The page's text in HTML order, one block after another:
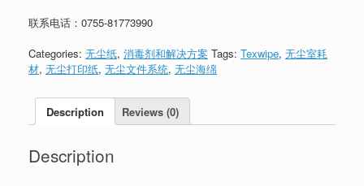
联系电话： 0755-81773990
Categories: 无尘纸, 消毒剂和解决方案 Tags: Texwipe, 无尘室耗
材, 无尘打印纸, 无尘文件系统, 无尘海绵
Description Reviews (0)
Description